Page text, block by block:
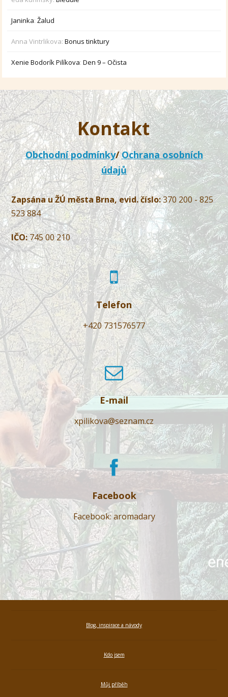
Janinka:Žalud
Anna Vintrlikova:Bonus tinktury
Xenie Bodorík Pilíkova:Den 9 – Očista
Kontakt
Obchodní podmínky/Ochrana osobních
údajů
Zapsána u ŽÚ města Brna, evid. číslo:370 200 - 825
523 884
IČO:745 00 210
Telefon
+420 731576577
E-mail
xpilikova@seznam.cz
Facebook
Facebook: aromadary
Blog, inspirace a návody
Kdo jsem
Můj příběh